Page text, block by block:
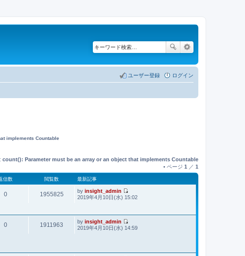
ログイン
ユーザー登録
implements Countable
: count(): Parameter must be an array or an object that implements Countable
• ページ 1 ／ 1
信数 閲覧数 最新記事
0 1955825 by insight_admin
最
2019年4月10日(水) 15:02
0 1911963 by insight_admin
最
2019年4月10日(水) 14:59